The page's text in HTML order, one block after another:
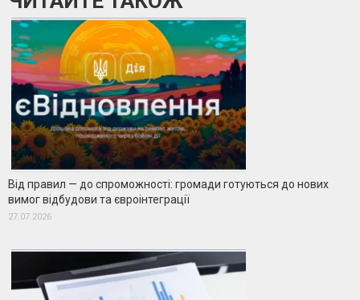
Від правил — до спроможності: громади готуються до нових
вимог відбудови та євроінтеграції
27.07.2026